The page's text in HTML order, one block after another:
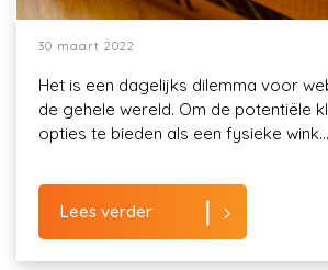
30 maart 2022
Het is een dagelijks dilemma voor
de gehele wereld. Om de potentiële
opties te bieden als een fysieke wink...
Lees verder